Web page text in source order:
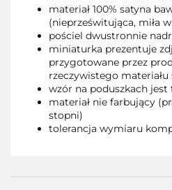
materiał 100% satyna
(nieprześwitująca, miła
pościel dwustronnie
miniaturka prezentuje
przygotowane przez
rzeczywistego
wzór na poduszkach jest
materiał nie farbujący
stopni)
tolerancja wymiaru